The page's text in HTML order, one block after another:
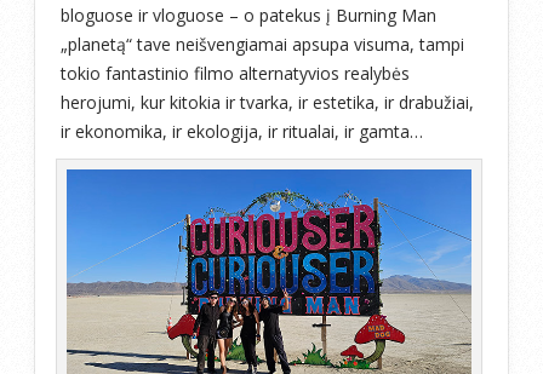
bloguose ir vloguose – o patekus į Burning Man
„planetą“ tave neišvengiamai apsupa visuma, tampi
tokio fantastinio filmo alternatyvios realybės
herojumi, kur kitokia ir tvarka, ir estetika, ir drabužiai,
ir ekonomika, ir ekologija, ir ritualai, ir gamta…